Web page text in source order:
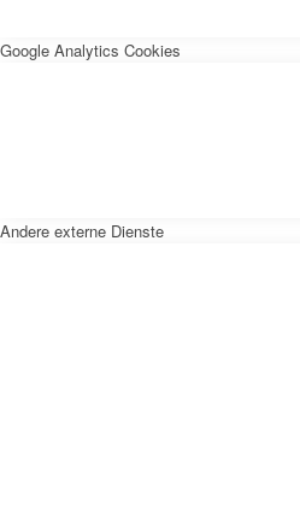
Google Analytics Cookies
Andere externe Dienste